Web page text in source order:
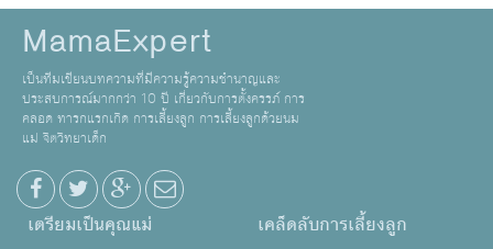
MamaExpert
เป็นทีมเขียนบทความที่มีความรู้ความชำนาญและ
ประสบการณ์มากกว่า 10 ปี เกี่ยวกับการตั้งครรภ์ การ
คลอด ทารกแรกเกิด การเลี้ยงลูก การเลี้ยงลูกด้วยนม
แม่ จิตวิทยาเด็ก
เตรียมเป็นคุณแม่ เคล็ดลับการเลี้ยงลูก